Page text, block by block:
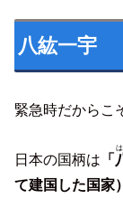
八紘一宇
緊急時だからこ
日本の国柄は 「
て建国した国家）